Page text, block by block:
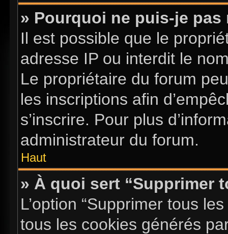
» Pourquoi ne puis-je pas
Il est possible que le
adresse IP ou interdit le
Le propriétaire du forum
les inscriptions afin
s’inscrire. Pour plus
administrateur du forum.
Haut
» À quoi sert “Supprimer
L’option “Supprimer tous
tous les cookies générés